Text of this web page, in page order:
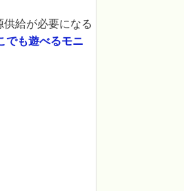
給が必要になる
でも遊べるモニ